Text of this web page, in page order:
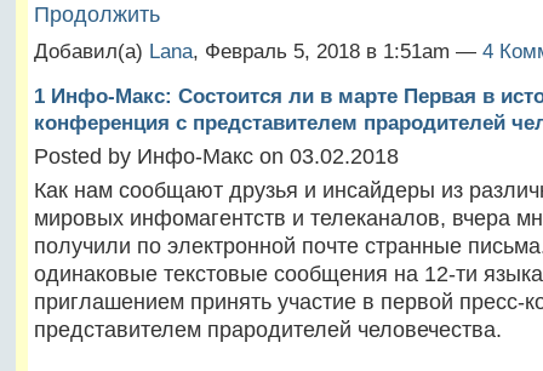
Продолжить
Добавил(а) Lana, Февраль 5, 2018 в 1:51am — 4
1 Инфо-Макс: Состоится ли в марте Первая в
конференция с представителем прародителей
Posted by Инфо-Макс on 03.02.2018
Как нам сообщают друзья и инсайдеры из
мировых инфомагентств и телеканалов, вчера
получили по электронной почте странные
одинаковые текстовые сообщения на 12-ти
приглашением принять участие в первой пресс-
представителем прародителей человечества.